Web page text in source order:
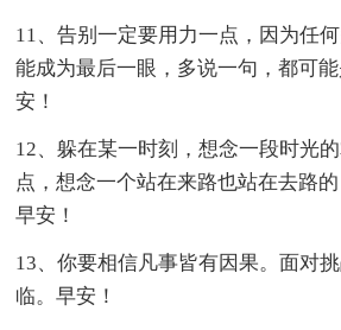
11、告别一定要用力一点，因为任
能成为最后一眼，多说一句，都可
安！
12、躲在某一时刻，想念一段时光
点，想念一个站在来路也站在去路的
早安！
13、你要相信凡事皆有因果。面对
临。早安！